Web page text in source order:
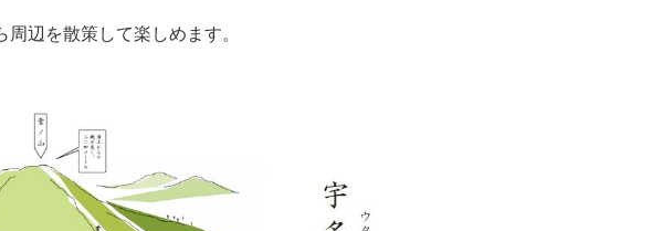
辺を散策して楽しめます。